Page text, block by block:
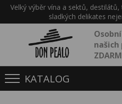
Velký výběr vína a sektů,
sladkých delikates
našich
KATALOG